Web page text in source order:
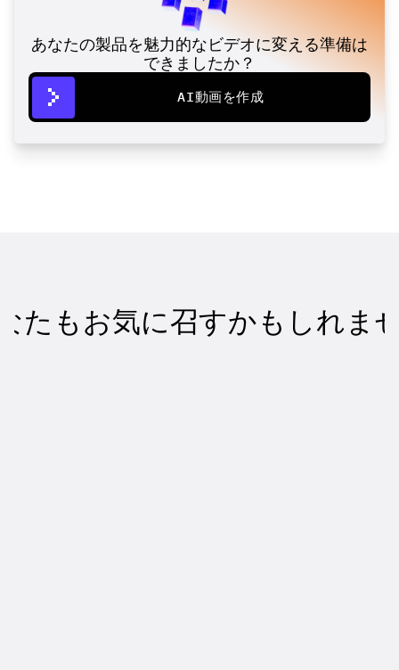
あなたの製品を魅力的なビデオに変える準備は
できましたか？
AI動画を作成
たもお気に召すかもしれま